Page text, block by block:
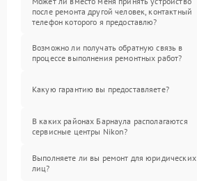
после ремонта другой человек, контактный
телефон которого я предоставлю?
Возможно ли получать обратную связь в
процессе выполнения ремонтных работ?
Какую гарантию вы предоставляете?
В каких районах Барнаула располагаются
сервисные центры Nikon?
Выполняете ли вы ремонт для юридических
лиц?